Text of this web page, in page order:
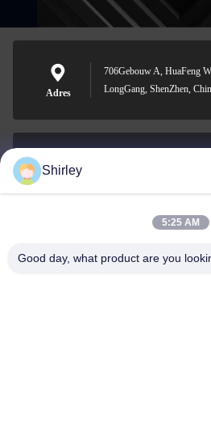
Adres
706Gebouw A, HuaFeng
LongGang, ShenZhen,
0086-18148506772
Shirley
5:25 AM
Good day, what product are you